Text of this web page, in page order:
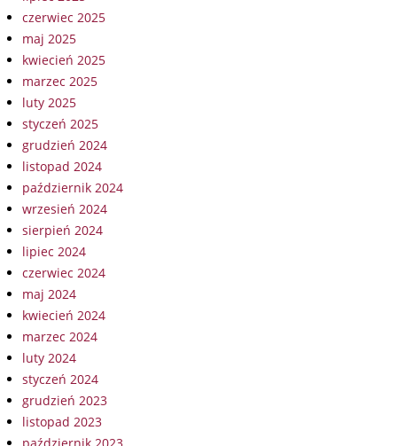
czerwiec 2025
maj 2025
kwiecień 2025
marzec 2025
luty 2025
styczeń 2025
grudzień 2024
listopad 2024
październik 2024
wrzesień 2024
sierpień 2024
lipiec 2024
czerwiec 2024
maj 2024
kwiecień 2024
marzec 2024
luty 2024
styczeń 2024
grudzień 2023
listopad 2023